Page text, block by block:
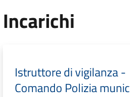
Incarichi
Istruttore di vigilanza -
Comando Polizia